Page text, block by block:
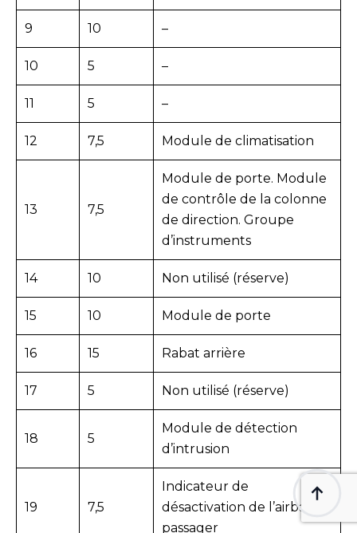
9 10 –
10 5 –
11 5 –
12 7,5 Module de climatisation
13 7,5
Module de porte. Module
de contrôle de la colonne
de direction. Groupe
d’instruments
14 10 Non utilisé (réserve)
15 10 Module de porte
16 15 Rabat arrière
17 5 Non utilisé (réserve)
18 5
Module de détection
d’intrusion
19 7,5
Indicateur de
désactivation de l’airbag
passager